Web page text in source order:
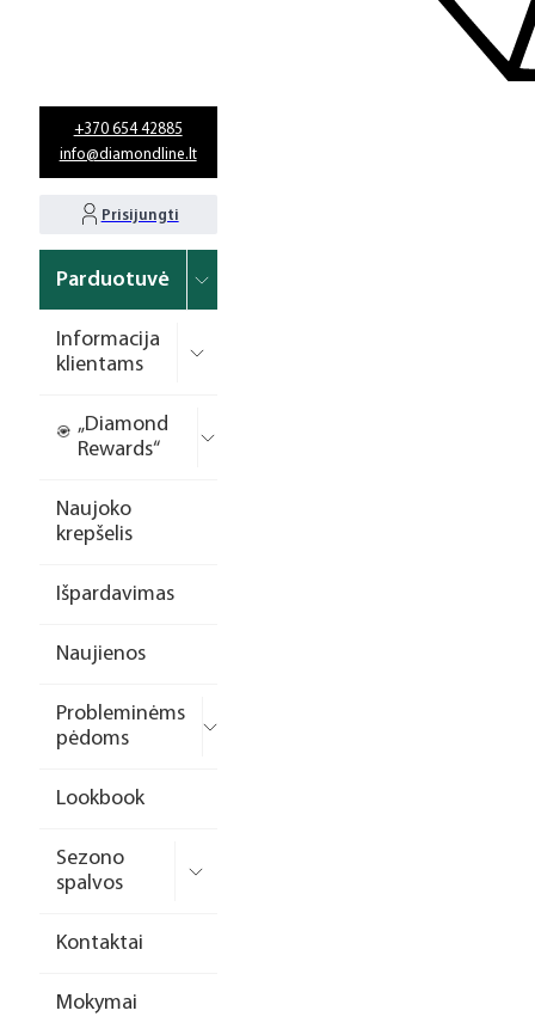
+370 654 42885
info@diamondline.lt
Prisijungti
Parduotuvė
Informacija
klientams
„Diamond
Rewards“
Naujoko
krepšelis
Išpardavimas
Naujienos
Probleminėms
pėdoms
Lookbook
Sezono
spalvos
Kontaktai
Mokymai